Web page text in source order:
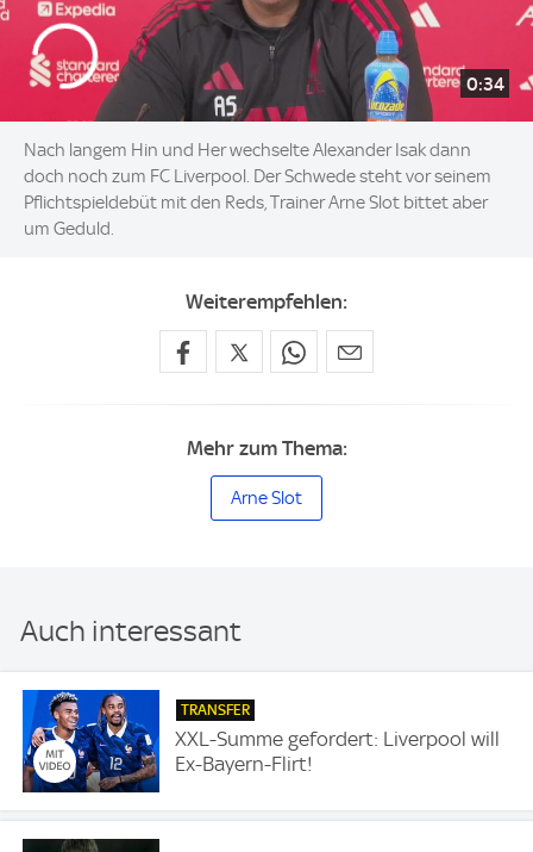
0:34
Nach langem Hin und Her wechselte Alexander Isak dann
doch noch zum FC Liverpool. Der Schwede steht vor seinem
Pflichtspieldebüt mit den Reds, Trainer Arne Slot bittet aber
um Geduld.
Weiterempfehlen:
Mehr zum Thema:
Arne Slot
Auch interessant
TRANSFER
XXL-Summe gefordert: Liverpool will
Ex-Bayern-Flirt!